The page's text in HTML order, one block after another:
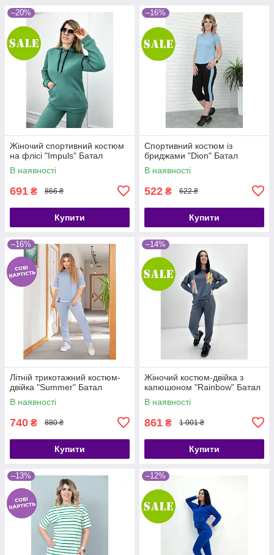
–20%
Жіночий спортивний костюм
на флісі "Impuls" Батал
В наявності
691 ₴ 866 ₴
Купити
–16%
Спортивний костюм із
бриджами "Dion" Батал
В наявності
522 ₴ 622 ₴
Купити
–16%
Літній трикотажний костюм-
двійка "Summer" Батал
В наявності
740 ₴ 880 ₴
Купити
–14%
Жіночий костюм-двійка з
капюшоном "Rainbow" Батал
В наявності
861 ₴ 1 001 ₴
Купити
–13% –12%